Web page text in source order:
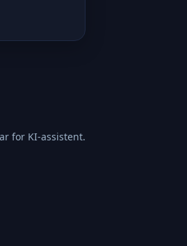
for KI-assistent.